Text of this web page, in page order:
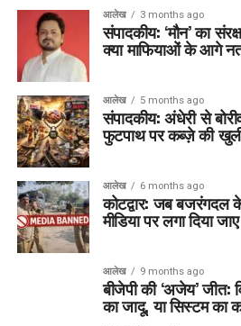
आलेख 3 months ago
संपादकीय: ‘मौन’ का
क्या माफियाओं के आगे
आलेख 5 months ago
संपादकीय: अंधेरी से
फुटपाथ पर कब्ज़े की
आलेख 6 months ago
कोटद्वार: जब
मीडिया पर लगा दिया
आलेख 9 months ago
बीजेपी की ‘अजेय’ जीत:
का जादू, या सिस्टम का